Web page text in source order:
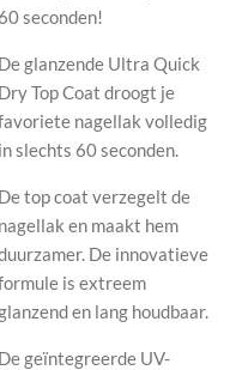
60 seconden!
De glanzende Ultra Quick
Dry Top Coat droogt je
nagellak volledig
in slechts 60 seconden.
De top coat verzegelt de
nagellak en maakt hem
De innovatieve
is extreem
en lang houdbaar.
De geïntegreerde UV-